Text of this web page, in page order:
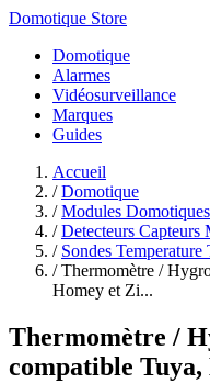
Domotique Store
Domotique
Alarmes
Vidéosurveillance
Marques
Guides
Accueil
/ Domotique
/ Modules Domotiques
/ Detecteurs Capteurs
/ Sondes
/ Thermomètre /
Homey et Zi...
Thermomètre /
compatible